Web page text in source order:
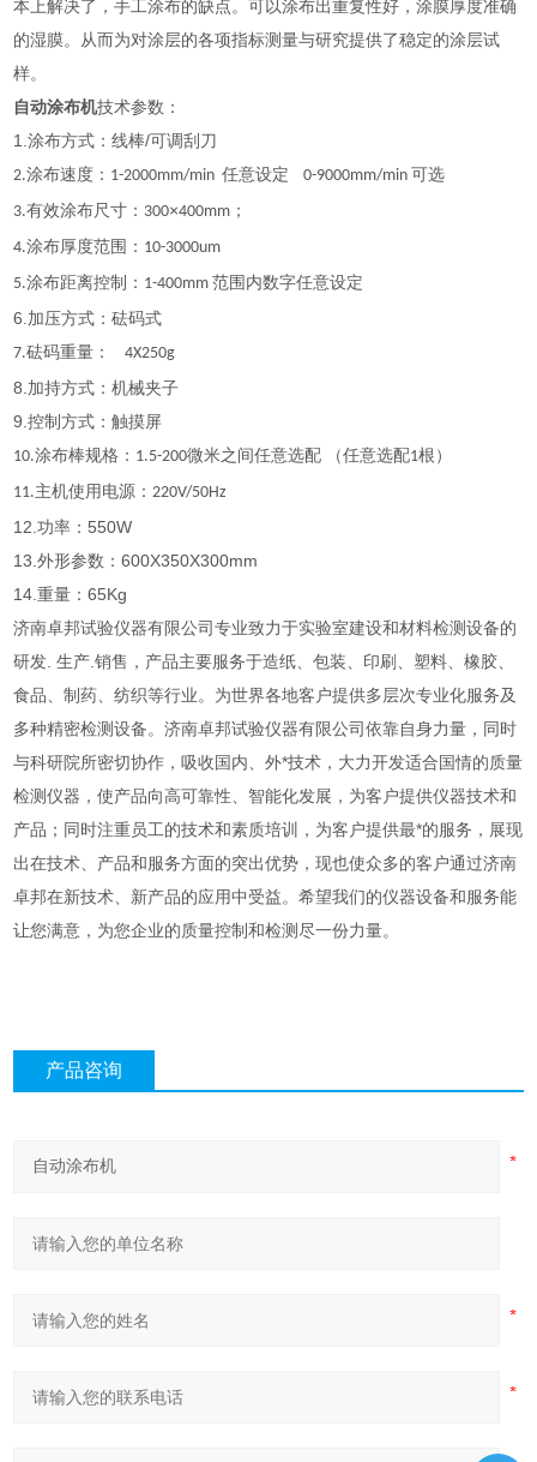
本上解决了，手工涂布的缺点。可以涂布出重复性好，涂膜厚度准确
的湿膜。从而为对涂层的各项指标测量与研究提供了稳定的涂层试
样。
自动涂布机技术参数：
1.涂布方式：线棒/可调刮刀
2.涂布速度： 1-2000mm/min任意设定0-9000mm/min 可选
3.有效涂布尺寸： 300×400mm ；
4.涂布厚度范围： 10-3000um
5.涂布距离控制： 1-400mm范围内数字任意设定
6.加压方式：砝码式
7.砝码重量：4X250g
8.加持方式：机械夹子
9.控制方式：触摸屏
10.涂布棒规格： 1.5-200微米之间任意选配 （任意选配1根）
11.主机使用电源： 220V/50Hz
12.功率：550W
13.外形参数：600X350X300mm
14.重量：65Kg
济南卓邦试验仪器有限公司专业致力于实验室建设和材料检测设备的
研发. 生产.销售，产品主要服务于造纸、包装、印刷、塑料、橡胶、
食品、制药、纺织等行业。为世界各地客户提供多层次专业化服务及
多种精密检测设备。济南卓邦试验仪器有限公司依靠自身力量，同时
与科研院所密切协作，吸收国内、外*技术，大力开发适合国情的质量
检测仪器，使产品向高可靠性、智能化发展，为客户提供仪器技术和
产品；同时注重员工的技术和素质培训，为客户提供最*的服务，展现
出在技术、产品和服务方面的突出优势，现也使众多的客户通过济南
卓邦在新技术、新产品的应用中受益。希望我们的仪器设备和服务能
让您满意，为您企业的质量控制和检测尽一份力量。
产品咨询